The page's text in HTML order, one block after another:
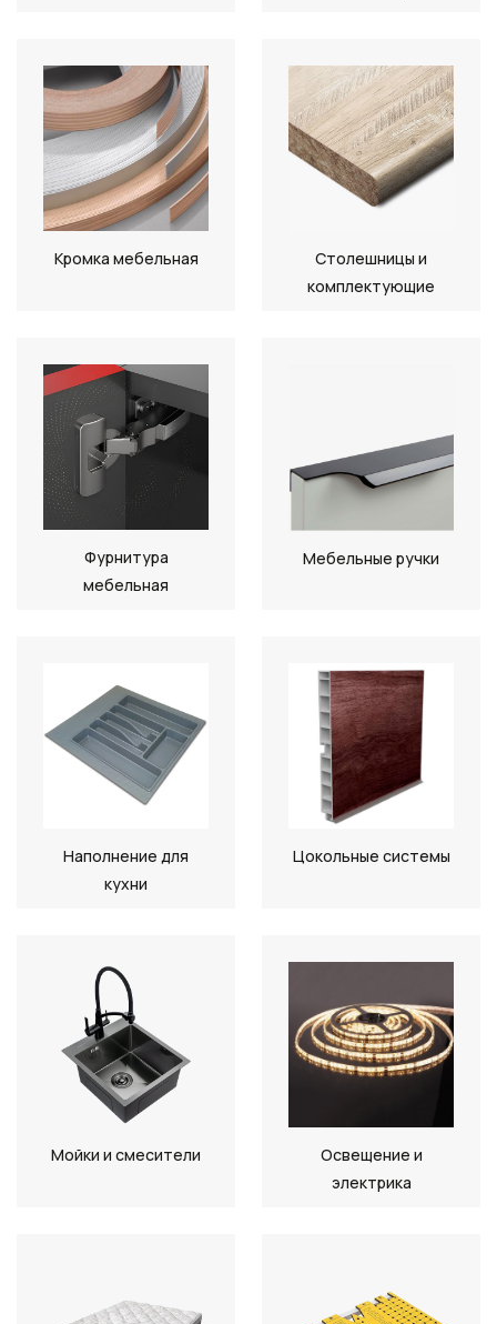
Кромка мебельная
Столешницы и
комплектующие
Фурнитура
мебельная
Мебельные ручки
Наполнение для
кухни
Цокольные системы
Мойки и смесители
Освещение и
электрика